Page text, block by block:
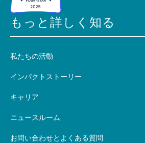
もっと詳しく知る
私たちの活動
インパクトストーリー
キャリア
ニュースルーム
お問い合わせとよくある質問